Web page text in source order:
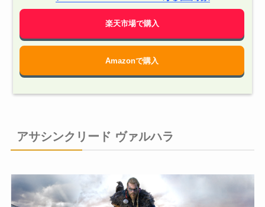
楽天市場で購入
Amazonで購入
アサシンクリード ヴァルハラ